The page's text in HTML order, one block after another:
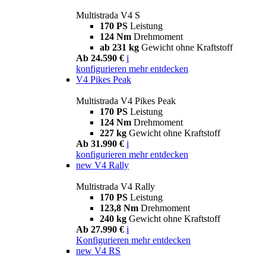
Multistrada V4 S
170 PS Leistung
124 Nm Drehmoment
ab 231 kg Gewicht ohne Kraftstoff
Ab 24.590 € i
konfigurieren mehr entdecken
V4 Pikes Peak
Multistrada V4 Pikes Peak
170 PS Leistung
124 Nm Drehmoment
227 kg Gewicht ohne Kraftstoff
Ab 31.990 € i
konfigurieren mehr entdecken
new V4 Rally
Multistrada V4 Rally
170 PS Leistung
123,8 Nm Drehmoment
240 kg Gewicht ohne Kraftstoff
Ab 27.990 € i
Konfigurieren mehr entdecken
new V4 RS